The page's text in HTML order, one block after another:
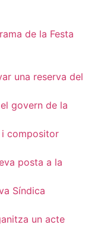
de la Festa
una reserva del
govern de la
compositor
posta a la
Síndica
un acte